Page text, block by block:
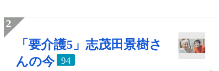
「要介護5」志茂田景樹さ
んの今
94